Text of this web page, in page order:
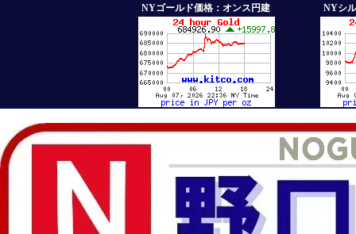
NYゴールド価格：オンス円建 NYシ